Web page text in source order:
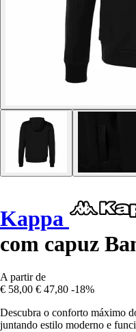
Kappa
com capuz
A partir de
€ 58,00 € 47,80 -18%
Descubra o conforto máximo
juntando estilo moderno e